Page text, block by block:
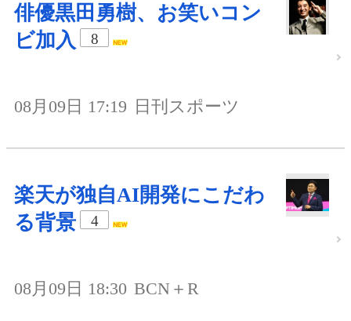
俳優黒田勇樹、お笑いコン
ビ加入
8
08月09日 17:19 日刊スポーツ
楽天が独自AI開発にこだわ
る背景
4
08月09日 18:30 BCN＋R